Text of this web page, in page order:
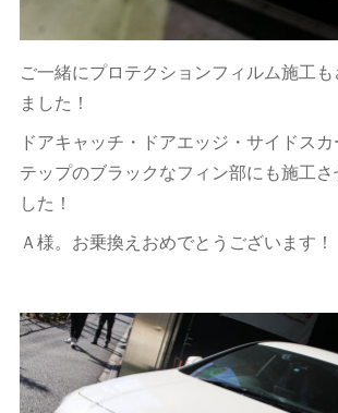
ご一緒にプロテクションフィルム施工
ました！
ドアキャッチ・ドアエッジ・サイドス
テップのブラックなフィン部にも施工さ
した！
Ａ様。お乗換えおめでとうございます！